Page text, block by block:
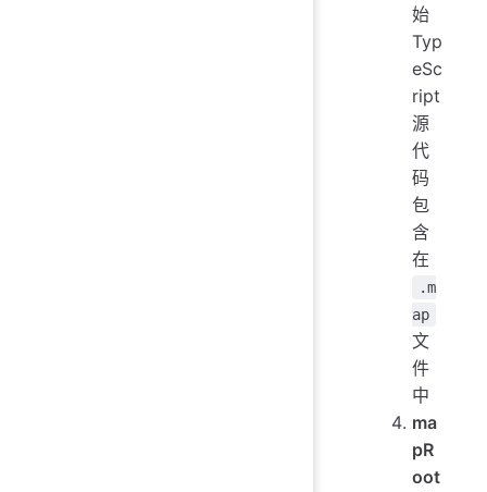
始
Typ
eSc
ript
源
代
码
包
含
在
.m
ap
文
件
中
ma
pR
oot